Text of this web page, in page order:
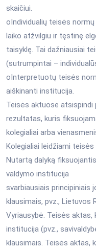
skaičiui.
oIndividualių teisės
laiko atžvilgiu ir tęstinę
taisyklę. Tai dažniausiai
(sutrumpintai –
oInterpretuotų teisės
aiškinanti institucija.
Teisės aktuose atsispindi
rezultatas, kuris
kolegialiai arba
Kolegialiai leidžiami teisės
Nutartą dalyką
valdymo institucija
svarbiausiais principiniais
klausimais, pvz., Lietuvos
Vyriausybė. Teisės aktas,
institucija (pvz.,
klausimais. Teisės aktas,